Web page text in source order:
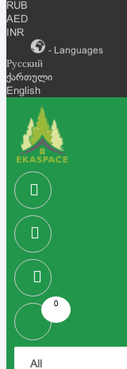
RUB
AED
INR
- Languages
Русский
ქართული
English
0